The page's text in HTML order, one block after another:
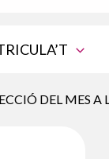
DEL MES